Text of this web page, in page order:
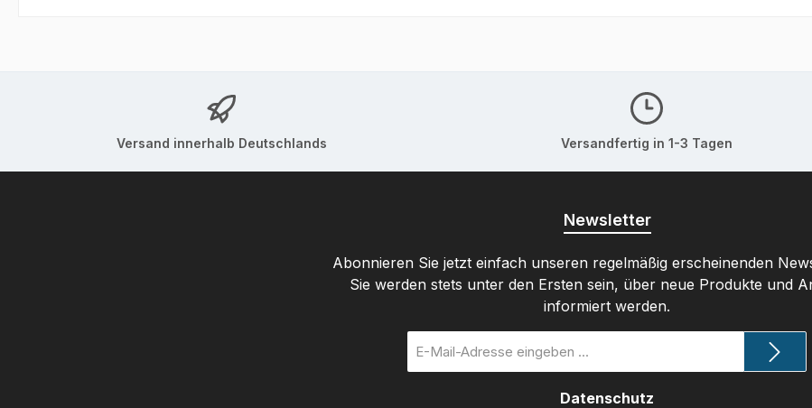
Versand innerhalb Deutschlands Versandfertig in 1-3 Tagen
Newsletter
Abonnieren Sie jetzt einfach unseren regelmäßig erscheinenden
Sie werden stets unter den Ersten sein, über neue Produkte und
informiert werden.
Mail-
Datenschutz